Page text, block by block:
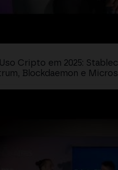
Cripto em 2025:
Blockdaemon e